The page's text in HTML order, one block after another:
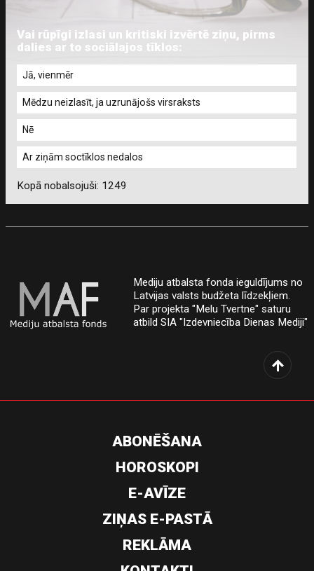
Vai rūpīgi izlasi un kritiski izvērtē ziņu, pirms
dalies ar to sociālajos tīklos:
Jā, vienmēr
Mēdzu neizlasīt, ja uzrunājošs virsraksts
Nē
Ar ziņām soctīklos nedalos
Kopā nobalsojuši: 1249
Mediju atbalsta fonda ieguldījums no
Latvijas valsts budžeta līdzekļiem.
Par projekta "Melu Tvertne" saturu
atbild SIA "Izdevniecība Dienas Mediji"
ABONĒŠANA
HOROSKOPI
E-AVĪZE
ZIŅAS E-PASTĀ
REKLĀMA